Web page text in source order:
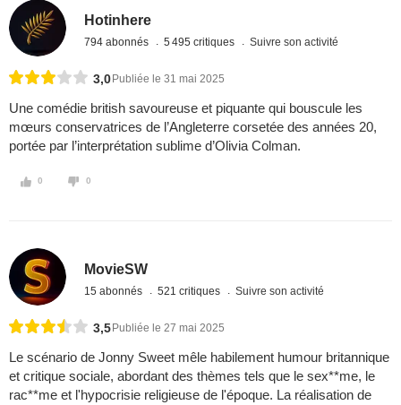
Hotinhere
794 abonnés 5 495 critiques Suivre son activité
3,0 Publiée le 31 mai 2025
Une comédie british savoureuse et piquante qui bouscule les
mœurs conservatrices de l’Angleterre corsetée des années 20,
portée par l’interprétation sublime d’Olivia Colman.
0 0
MovieSW
15 abonnés 521 critiques Suivre son activité
3,5 Publiée le 27 mai 2025
Le scénario de Jonny Sweet mêle habilement humour britannique
et critique sociale, abordant des thèmes tels que le sex**me, le
rac**me et l'hypocrisie religieuse de l'époque. La réalisation de